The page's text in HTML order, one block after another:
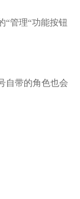
“管理“功能按钮
自带的角色也会